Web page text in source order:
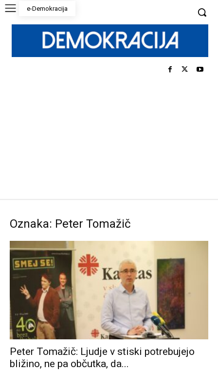
e-Demokracija
Oznaka: Peter Tomažič
Peter Tomažič: Ljudje v stiski potrebujejo
bližino, ne pa občutka, da...